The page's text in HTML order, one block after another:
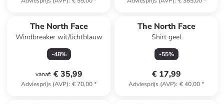
The North Face
Windbreaker wit/lichtblauw
-48%
vanaf: € 35,99
Adviesprijs (AVP): € 70,00*
The North Face
Shirt geel
-55%
€ 17,99
Adviesprijs (AVP): € 40,00*